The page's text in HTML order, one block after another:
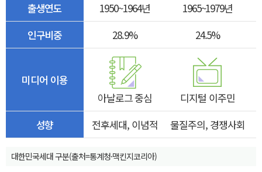
출생연도 1950~1964년
1965~1979년
인구비중
28.9% 24.5%
미디어 이용
아날로그 중심
디지털 이주민
성향
전후세대, 이념적 물질주의, 경쟁사회
대한민국세대 구분(출처=통계청·맥킨지코리아)